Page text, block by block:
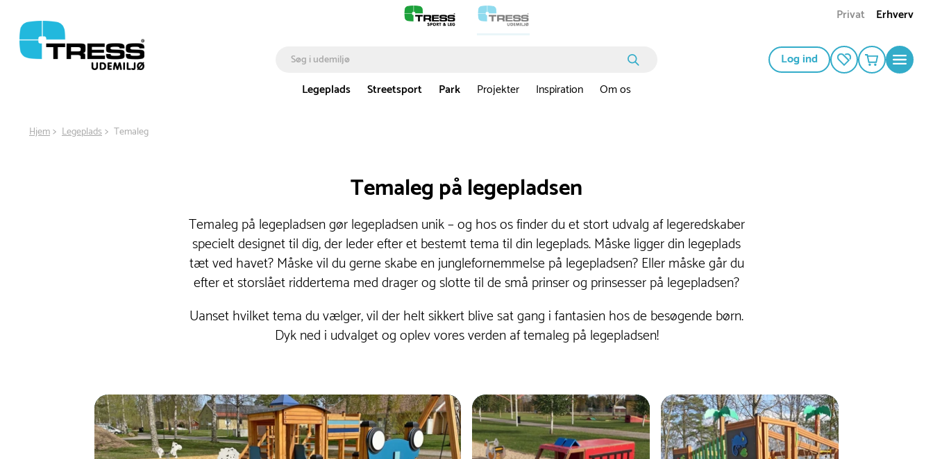
Privat Erhverv
Log ind
Legeplads
Streetsport Park Projekter Inspiration Om os
Hjem Legeplads Temaleg
Temaleg på legepladsen
Temaleg på legepladsen gør legepladsen unik – og hos os finder du et stort udvalg af legeredskaber
specielt designet til dig, der leder efter et bestemt tema til din legeplads. Måske ligger din legeplads
tæt ved havet? Måske vil du gerne skabe en junglefornemmelse på legepladsen? Eller måske går du
efter et storslået riddertema med drager og slotte til de små prinser og prinsesser på legepladsen?
Uanset hvilket tema du vælger, vil der helt sikkert blive sat gang i fantasien hos de besøgende børn.
Dyk ned i udvalget og oplev vores verden af temaleg på legepladsen!